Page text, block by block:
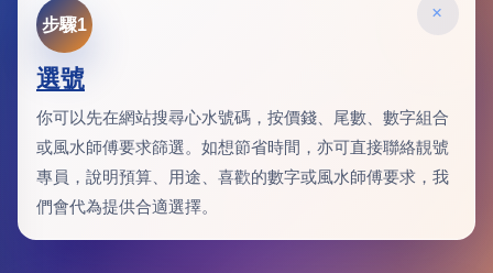
×
步驟1
選號
你可以先在網站搜尋心水號碼，按價錢、尾數、數字組合
或風水師傅要求篩選。如想節省時間，亦可直接聯絡靚號
專員，說明預算、用途、喜歡的數字或風水師傅要求，我
們會代為提供合適選擇。